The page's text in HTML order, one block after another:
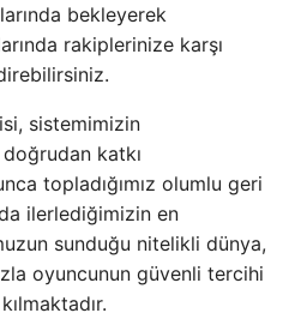
bekleyerek
rakiplerinize karşı
sistemimizin
doğrudan katkı
topladığımız olumlu geri
ilerlediğimizin en
sunduğu nitelikli dünya,
oyuncunun güvenli tercihi